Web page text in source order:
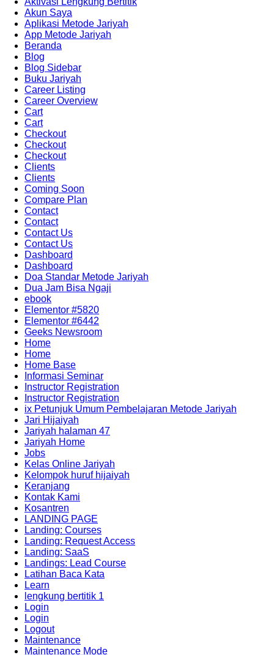
Akun Saya
Aplikasi Metode Jariyah
App Metode Jariyah
Beranda
Blog
Blog Sidebar
Buku Jariyah
Career Listing
Career Overview
Cart
Cart
Checkout
Checkout
Checkout
Clients
Clients
Coming Soon
Compare Plan
Contact
Contact
Contact Us
Contact Us
Dashboard
Dashboard
Doa Standar Metode Jariyah
Dua Jam Bisa Ngaji
ebook
Elementor #5820
Elementor #6442
Geeks Newsroom
Home
Home
Home Base
Informasi Seminar
Instructor Registration
Instructor Registration
ix Petunjuk Umum Pembelajaran Metode Jariyah
Jari Hijaiyah
Jariyah halaman 47
Jariyah Home
Jobs
Kelas Online Jariyah
Kelompok huruf hijaiyah
Keranjang
Kontak Kami
Kosantren
LANDING PAGE
Landing: Courses
Landing: Request Access
Landing: SaaS
Landings: Lead Course
Latihan Baca Kata
Learn
lengkung bertitik 1
Login
Login
Logout
Maintenance
Maintenance Mode